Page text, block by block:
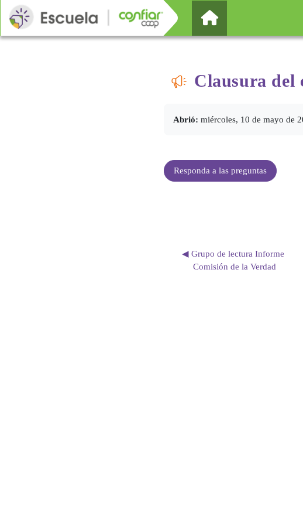
Salta al contenido principal
Clausura del
Abrió: miércoles, 10 de mayo de
Responda a las preguntas
◀︎ Grupo de lectura Informe
Comisión de la Verdad